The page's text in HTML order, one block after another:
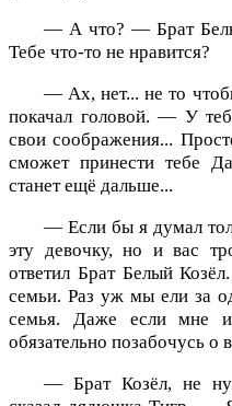
— А что? — Брат
Тебе что-то не нравится?
— Ах, нет... не то
покачал головой. — У
свои соображения...
сможет принести тебе
станет ещё дальше...
— Если бы я думал
эту девочку, но и вас
ответил Брат Белый
семьи. Раз уж мы ели за
семья. Даже если мне и
обязательно позабочусь о
— Брат Козёл, не